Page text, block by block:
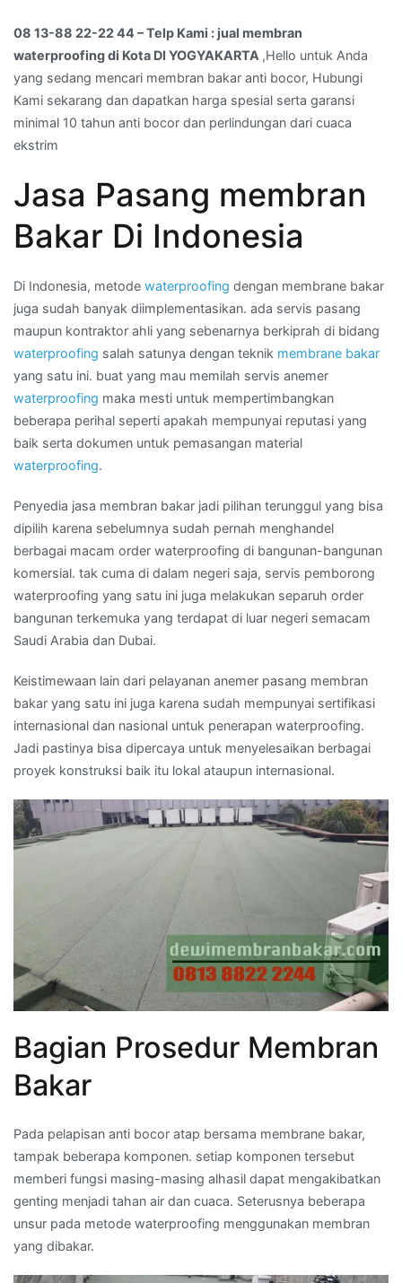
88
22-
22
44
–
:
membran
di
Kota
DI
YOGYAKARTA
08 13-88 22-22 44 – Telp Kami : jual membran
waterproofing di Kota DI YOGYAKARTA ,Hello untuk Anda
yang sedang mencari membran bakar anti bocor, Hubungi
Kami sekarang dan dapatkan harga spesial serta garansi
minimal 10 tahun anti bocor dan perlindungan dari cuaca
ekstrim
Jasa Pasang membran
Bakar Di Indonesia
Di Indonesia, metode waterproofing dengan membrane bakar
juga sudah banyak diimplementasikan. ada servis pasang
maupun kontraktor ahli yang sebenarnya berkiprah di bidang
waterproofing salah satunya dengan teknik membrane bakar
yang satu ini. buat yang mau memilah servis anemer
waterproofing maka mesti untuk mempertimbangkan
beberapa perihal seperti apakah mempunyai reputasi yang
baik serta dokumen untuk pemasangan material
waterproofing.
Penyedia jasa membran bakar jadi pilihan terunggul yang bisa
dipilih karena sebelumnya sudah pernah menghandel
berbagai macam order waterproofing di bangunan-bangunan
komersial. tak cuma di dalam negeri saja, servis pemborong
waterproofing yang satu ini juga melakukan separuh order
bangunan terkemuka yang terdapat di luar negeri semacam
Saudi Arabia dan Dubai.
Keistimewaan lain dari pelayanan anemer pasang membran
bakar yang satu ini juga karena sudah mempunyai sertifikasi
internasional dan nasional untuk penerapan waterproofing.
Jadi pastinya bisa dipercaya untuk menyelesaikan berbagai
proyek konstruksi baik itu lokal ataupun internasional.
Bagian Prosedur Membran
Bakar
Pada pelapisan anti bocor atap bersama membrane bakar,
tampak beberapa komponen. setiap komponen tersebut
memberi fungsi masing-masing alhasil dapat mengakibatkan
genting menjadi tahan air dan cuaca. Seterusnya beberapa
unsur pada metode waterproofing menggunakan membran
yang dibakar.